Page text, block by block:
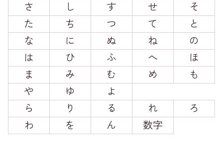
さ
し す せ
そ
た
ち つ て
と
な
に ぬ ね
の
は
ひ ふ へ
ほ
ま
み む め
も
や
ゆ
よ
ら
り る れ
ろ
わ
を ん 数字